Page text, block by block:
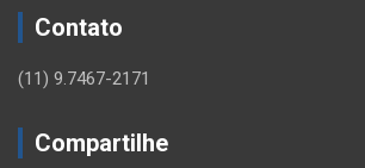
Contato
(11) 9.7467-2171
Compartilhe